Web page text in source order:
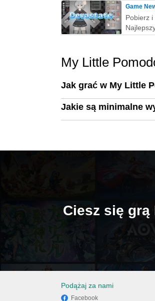
Game
Pobierz
MEmu
My Little
Jak grać w My Little
Jakie są minimalne
Ciesz się grą
Podążaj za nami
Facebook